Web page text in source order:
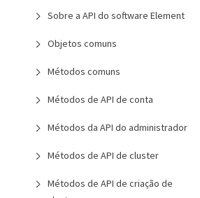
Sobre a API do software Element
Objetos comuns
Métodos comuns
Métodos de API de conta
Métodos da API do administrador
Métodos de API de cluster
Métodos de API de criação de